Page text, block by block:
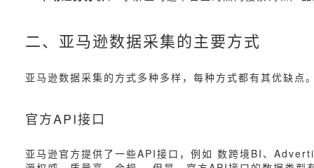
二、亚马逊数据采集的主要方式
亚马逊数据采集的方式多种多样，每种方式都有其优缺
官方API接口
亚马逊官方提供了一些API接口，例如 数跨境BI、